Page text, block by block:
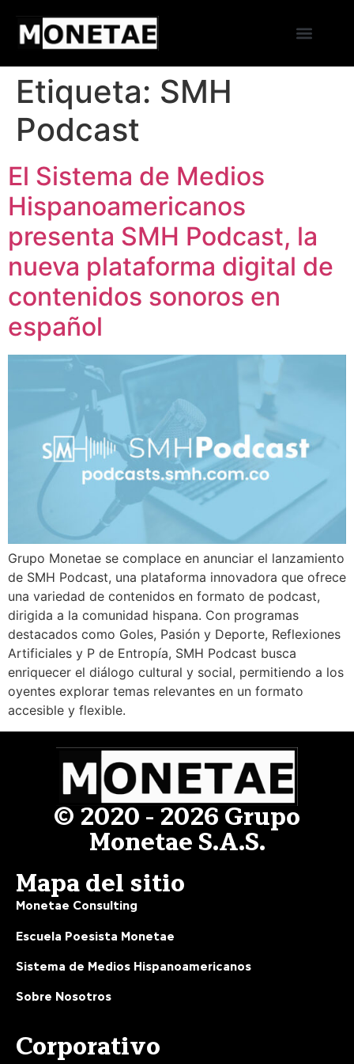
Etiqueta: SMH
Podcast
El Sistema de Medios
Hispanoamericanos
presenta SMH Podcast, la
nueva plataforma digital de
contenidos sonoros en
español
Grupo Monetae se complace en anunciar el lanzamiento
de SMH Podcast, una plataforma innovadora que ofrece
una variedad de contenidos en formato de podcast,
dirigida a la comunidad hispana. Con programas
destacados como Goles, Pasión y Deporte, Reflexiones
Artificiales y P de Entropía, SMH Podcast busca
enriquecer el diálogo cultural y social, permitiendo a los
oyentes explorar temas relevantes en un formato
accesible y flexible.
© 2020 - 2026 Grupo
Monetae S.A.S.
Mapa del sitio
Monetae Consulting
Escuela Poesista Monetae
Sistema de Medios Hispanoamericanos
Sobre Nosotros
Corporativo